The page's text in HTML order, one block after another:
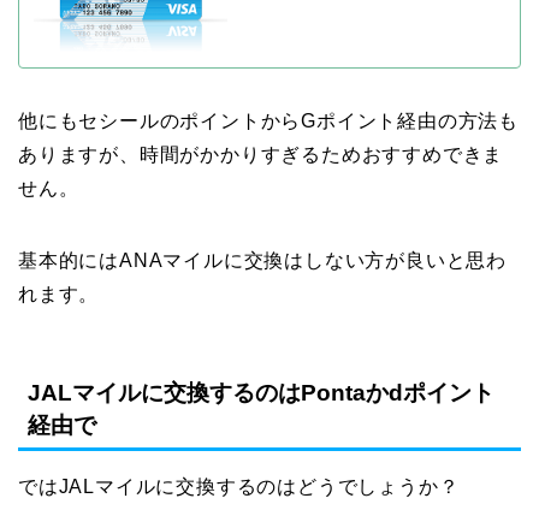
他にもセシールのポイントからGポイント経由の方法も
ありますが、時間がかかりすぎるためおすすめできま
せん。
基本的にはANAマイルに交換はしない方が良いと思わ
れます。
JALマイルに交換するのはPontaかdポイント
経由で
ではJALマイルに交換するのはどうでしょうか？